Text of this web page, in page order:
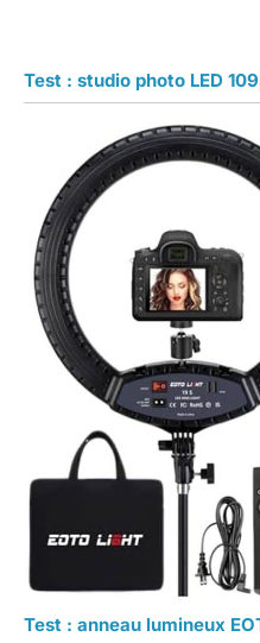
Test : studio photo LED
Test : anneau lumineux